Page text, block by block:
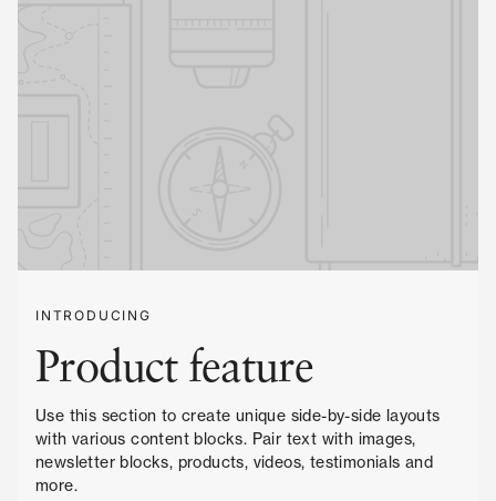
INTRODUCING
Product feature
Use this section to create unique side-by-side layouts
with various content blocks. Pair text with images,
newsletter blocks, products, videos, testimonials and
more.